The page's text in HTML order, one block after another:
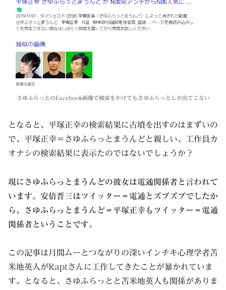
さゆふらっとのFacebook画像で検索をかけてもさゆふらっとしか出てこない
となると、平塚正幸の検索結果に古墳を出すのはまずいの
で、平塚正幸＝さゆふらっとまうんどと親しい、工作員カ
オナシの検索結果に表示たのではないでしょうか？
現にさゆふらっとまうんどの彼女は電通関係者と言われて
います。安倍晋三はツイッター＝電通とズブズブでしたか
ら、さゆふらっとまうんど＝平塚正幸もツイッター＝電通
関係者ということです。
この記事は月間ムーとつながりの深いインチキ心理学者苫
米地英人がRaptさんに工作してきたことが暴かれていま
す。となると、さゆふらっとと苫米地英人も関係がありま